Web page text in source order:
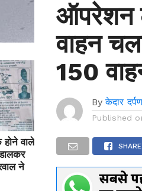
होने वाले
ने
ऑपरेशन
वाहन
150
By केदार
Published
SHARE